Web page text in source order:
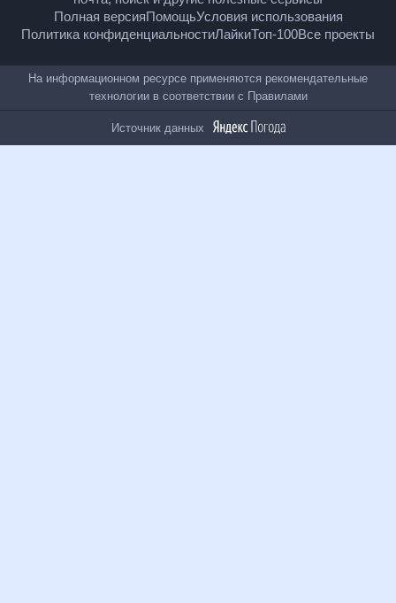
Полная версияПомощьУсловия использования
Политика конфиденциальностиЛайкиТоп-100
На информационном ресурсе применяются
рекомендательные технологии в соответствии сПравилами
Источник данных